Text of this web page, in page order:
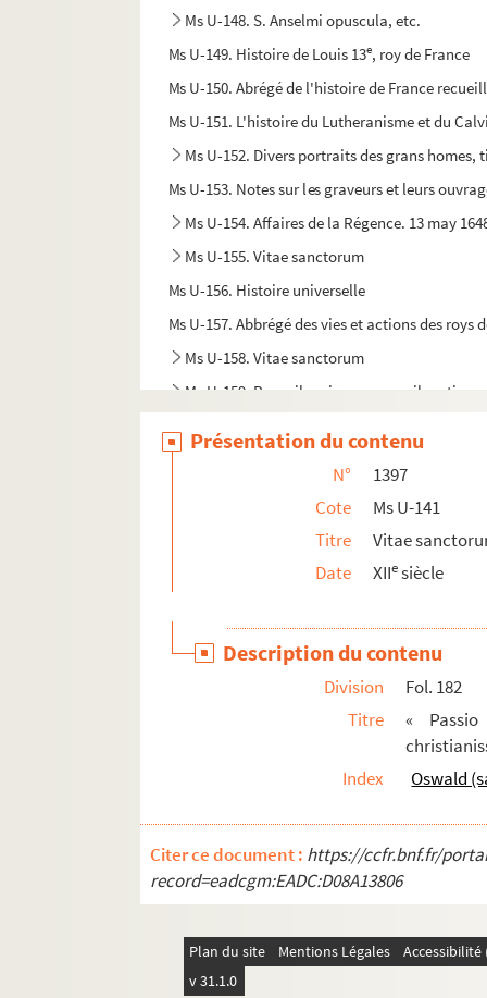
Ms U-148. S. Anselmi opuscula, etc.
Ms U-149. Histoire de Louis 13e, roy de France
Ms U-150. Abrégé de l'histoire de France
Ms U-151. L'histoire du Lutheranisme et du
Ms U-152. Divers portraits des grans
Ms U-153. Notes sur les graveurs et leurs
Ms U-154. Affaires de la Régence. 13 may
Ms U-155. Vitae sanctorum
Ms U-156. Histoire universelle
Ms U-157. Abbrégé des vies et actions des roys
Ms U-158. Vitae sanctorum
Ms U-159. Recueil curieux, ou reveil matin
Présentation du contenu
N°
1397
Cote
Ms U-141
Titre
Vitae
Date
XIIesiècle
Description du contenu
Division
Fol. 182
Titre
«
Index
Oswald
Citer ce document : https://ccfr.bnf.fr/
record=eadcgm:EADC:D08A13806
Plan du site Mentions Légales
v 31.1.0